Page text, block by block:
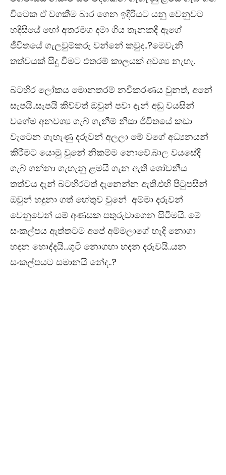
විටෙක ඒ වගකීම බාර ගෙන ඉදිරියට යනු වෙනුවට
හදිසියේ හෝ අතරමග දමා ගිය තැනකදී ඇගේ
ජීවිතයේ ගැලවුම්කරු වන්නේ කවුද..?මෙවැනි
තත්වයක් සිදු වීමට එතරම් කාලයක් අවශ්‍ය නැහැ.
බටහිර ලෝකය මොනතරම් නවීකරණය වුනත්, අනේ
සැපයි..සැපයි කිව්වත් ඔවුන් පවා දැන් අඩු වයසින්
වගේම අනවශ්‍ය ගැබ් ගැනීම් නිසා ජීවිතයේ කඩා
වැටෙන ගැහැණු දරුවන් අලලා මේ වගේ අධ්‍යනයන්
කිරීමට යොමු වුනේ නිකම්ම නොවේ.බාල වයසේදී
ගැබ් ගන්නා ගැහැනු ළමයි ගැන ඇති ශෝචනීය
තත්වය දැන් බටහිරටත් දැනෙන්න ඇති.එහි පිටුපසින්
ඔවුන් හදුනා ගත් හේතුව වුනේ අම්මා දරුවන්
වෙනුවෙන් යම් අණසක පතුරුවාගෙන සිටීමයි. මේ
සංකල්පය ඇත්තටම අපේ අම්මලාගේ හැදි නොගා
හදන හොද්දයි…ගුටි නොගහා හදන දරුවයි..යන
සංකල්පයට සමානයි නේද..?